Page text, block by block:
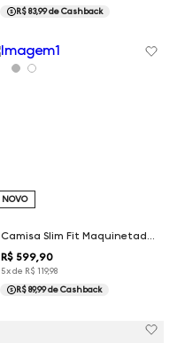
R$ 83,99de Cashback
R$ 599 90
5x de R$ 119,98
NOVO
R$ 89,99de Cashback